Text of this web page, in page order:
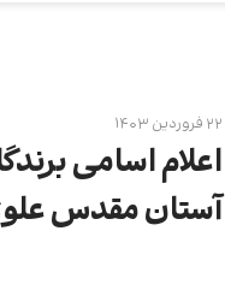
۲۲ فروردین ۱۴۰۳
اعلام اسامى
آستان مقدس